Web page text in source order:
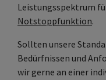
Leistungsspektrum
Notstoppfunktion.
Sollten unsere
Bedürfnissen und
wir gerne an einer